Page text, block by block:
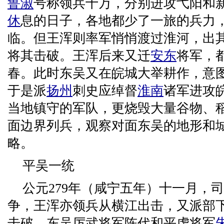
鲁淑号称领兵十万，分别进攻弋阳和
休息的日子，各地都少了一旅的兵力
临。但王浑则率军悄悄渡过淮河，出
将其击破。王浑后来又迁安东将军，
春。此时东吴又在皖城大举耕作，意
于是派扬州 刺史应绰督淮南诸军进攻
当地镇守的军队，更烧毁大量谷物、
面边界列兵，观察对面东吴的地形和
略。
平吴一统
公元279年（咸宁五年）十一月，
争，王浑亦领兵从横江出击，又派部